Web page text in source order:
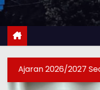
2026/2027 Secara